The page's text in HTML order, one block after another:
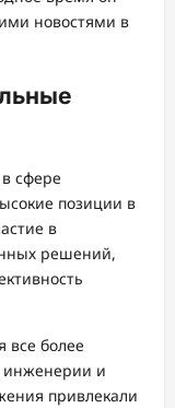
новостями в
сфере
позиции в
в
решений,
все более
инженерии и
привлекали